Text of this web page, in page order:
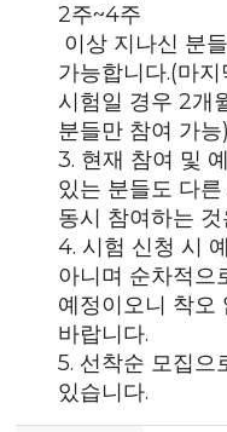
2주~4주
이상 지나신 분
가능합니다.(마
시험일 경우 2개
분들만 참여 가능)
3. 현재 참여 및
있는 분들도 다
동시 참여하는
4. 시험 신청 시
아니며 순차적으
예정이오니 착오
바랍니다.
5. 선착순 모집으
있습니다.